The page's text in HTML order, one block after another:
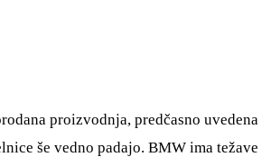
proizvodnja, predčasno uvedena
še vedno padajo. BMW ima težave